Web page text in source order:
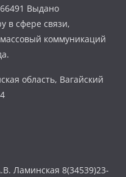
Выдано
в сфере связи,
коммуникаций
область, Вагайский
Ламинская 8(34539)23-